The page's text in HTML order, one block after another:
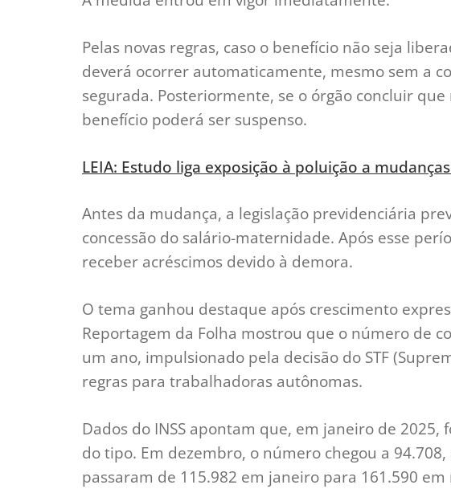
Pelas novas regras, caso o benefício não seja
deverá ocorrer automaticamente, mesmo sem a
segurada. Posteriormente, se o órgão concluir
benefício poderá ser suspenso.
LEIA: Estudo liga exposição à poluição a
Antes da mudança, a legislação previdenciária
concessão do salário-maternidade. Após esse
receber acréscimos devido à demora.
O tema ganhou destaque após crescimento
Reportagem da Folha mostrou que o número de
um ano, impulsionado pela decisão do STF
regras para trabalhadoras autônomas.
Dados do INSS apontam que, em janeiro de
do tipo. Em dezembro, o número chegou a 94.708,
passaram de 115.982 em janeiro para 161.590